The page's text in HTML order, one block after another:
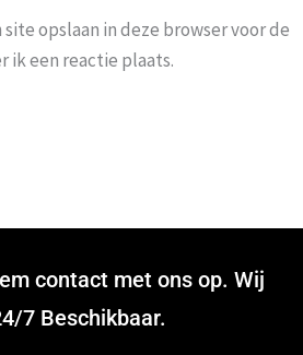
opslaan in deze browser voor de
ik een reactie plaats.
contact met ons op. Wij
7 Beschikbaar.